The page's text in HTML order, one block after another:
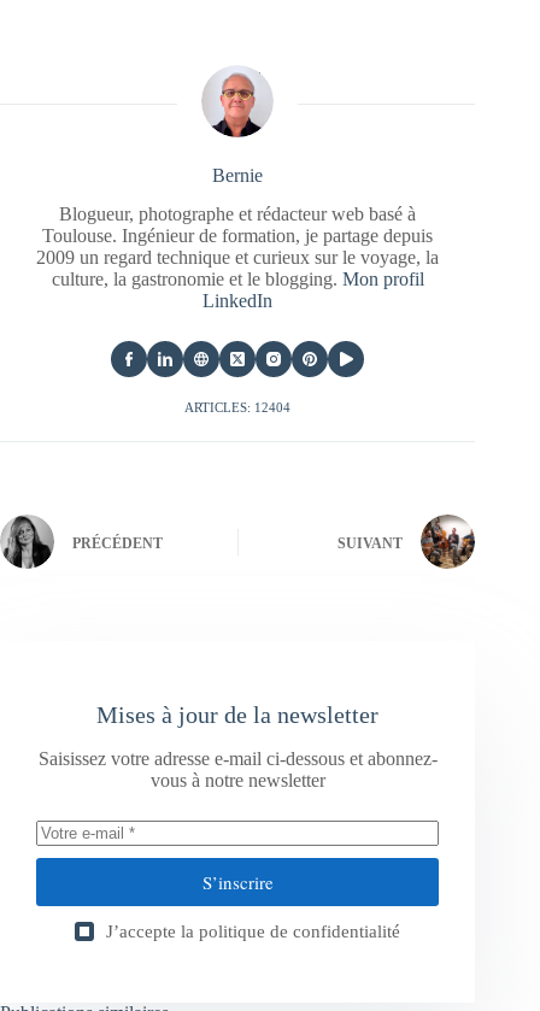
Bernie
Blogueur, photographe et rédacteur web basé à
Toulouse. Ingénieur de formation, je partage depuis
2009 un regard technique et curieux sur le voyage, la
culture, la gastronomie et le blogging. Mon profil
LinkedIn
ARTICLES: 12404
PRÉCÉDENT SUIVANT
Mises à jour de la newsletter
Saisissez votre adresse e-mail ci-dessous et abonnez-
vous à notre newsletter
S’inscrire
J’accepte la politique de confidentialité